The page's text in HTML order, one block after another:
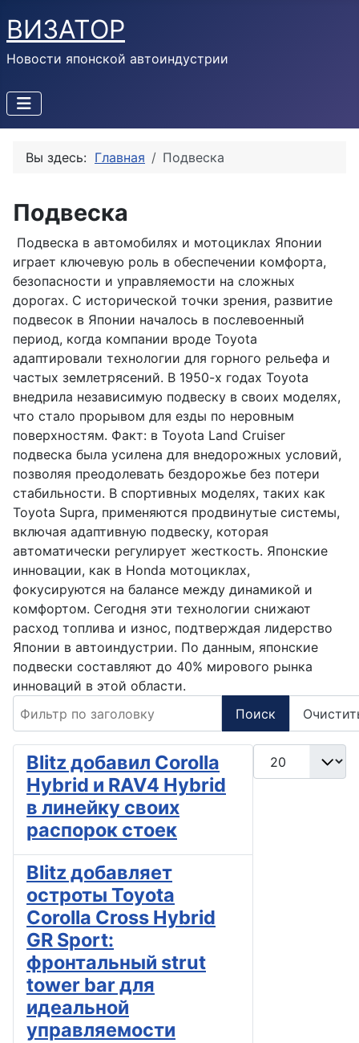
ВИЗАТОР
Новости японской автоиндустрии
Вы здесь: Главная Подвеска
Подвеска
Подвеска в автомобилях и мотоциклах Японии
играет ключевую роль в обеспечении комфорта,
безопасности и управляемости на сложных
дорогах. С исторической точки зрения, развитие
подвесок в Японии началось в послевоенный
период, когда компании вроде Toyota
адаптировали технологии для горного рельефа и
частых землетрясений. В 1950-х годах Toyota
внедрила независимую подвеску в своих моделях,
что стало прорывом для езды по неровным
поверхностям. Факт: в Toyota Land Cruiser
подвеска была усилена для внедорожных условий,
позволяя преодолевать бездорожье без потери
стабильности. В спортивных моделях, таких как
Toyota Supra, применяются продвинутые системы,
включая адаптивную подвеску, которая
автоматически регулирует жесткость. Японские
инновации, как в Honda мотоциклах,
фокусируются на балансе между динамикой и
комфортом. Сегодня эти технологии снижают
расход топлива и износ, подтверждая лидерство
Японии в автоиндустрии. По данным, японские
подвески составляют до 40% мирового рынка
инноваций в этой области.
Поиск
Кол-во строк:
Blitz добавил Corolla
Hybrid и RAV4 Hybrid
в линейку своих
распорок стоек
Blitz добавляет
остроты Toyota
Corolla Cross Hybrid
GR Sport:
фронтальный strut
tower bar для
идеальной
управляемости